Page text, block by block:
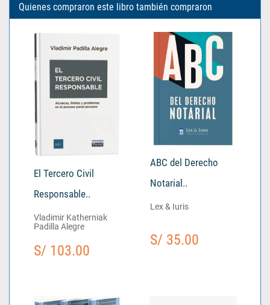
Quienes compraron este libro también compraron
El Tercero Civil
Responsable..
Vladimir Katherniak
Padilla Alegre
S/ 103.00
ABC del Derecho
Notarial..
Lex & Iuris
S/ 35.00